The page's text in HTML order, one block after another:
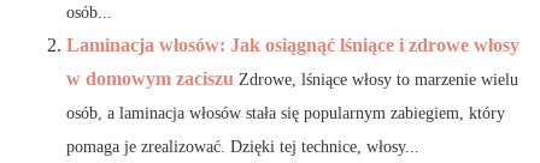
osób...
Laminacja włosów: Jak osiągnąć lśniące i zdrowe włosy
w domowym zaciszu Zdrowe, lśniące włosy to marzenie wielu
osób, a laminacja włosów stała się popularnym zabiegiem, który
pomaga je zrealizować. Dzięki tej technice, włosy...